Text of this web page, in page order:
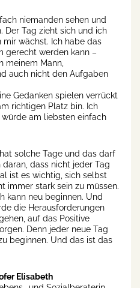
niemanden sehen und
Der Tag zieht sich und ich
mir wächst. Ich habe das
gerecht werden kann –
meinem Mann,
auch nicht den Aufgaben
Gedanken spielen verrückt
richtigen Platz bin. Ich
am liebsten einfach
solche Tage und das darf
dass nicht jeder Tag
ist es wichtig, sich selbst
immer stark sein zu müssen.
kann neu beginnen. Und
die Herausforderungen
auf das Positive
Denn jeder neue Tag
beginnen. Und das ist das
Elisabeth